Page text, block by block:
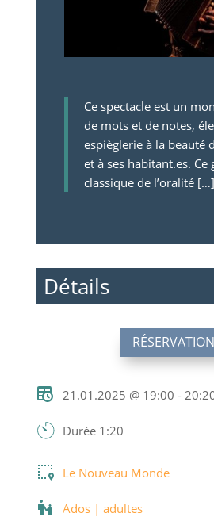
Ce spectacle est un
de mots et de notes,
espièglerie à la beauté
et à ses habitant.es. Ce
classique de l’oralité […]
Détails
21.01.2025 @ 19:00 -
Durée 1:20
Le Nouveau Monde
Ados | adultes